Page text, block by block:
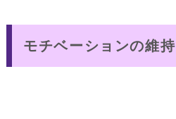
モチベーションの維持